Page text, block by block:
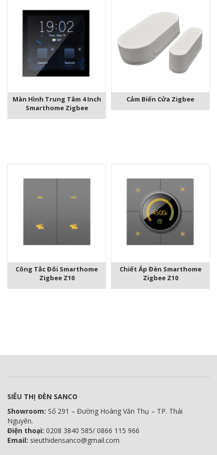
Màn Hình Trung Tâm 4 Inch
Smarthome Zigbee
Cảm Biến Cửa Zigbee
Công Tắc Đôi Smarthome
Zigbee Z10
Chiết Áp Đèn Smarthome
Zigbee Z10
SIÊU THỊ ĐÈN SANCO
Showroom: Số 291 – Đường Hoàng Văn Thụ – TP. Thái
Nguyên.
Điện thoại: 0208 3840 585/ 0866 115 966
Email: sieuthidensanco@gmail.com